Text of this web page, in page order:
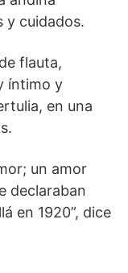
y cuidados.
flauta,
íntimo y
en una
un amor
declaraban
en 1920”, dice